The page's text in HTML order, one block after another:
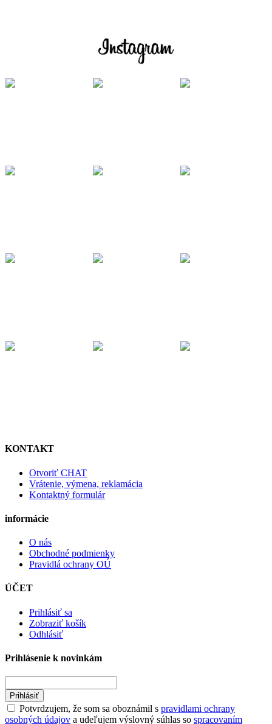
KONTAKT
Otvoriť CHAT
Vrátenie, výmena, reklamácia
Kontaktný formulár
informácie
O nás
Obchodné podmienky
Pravidlá ochrany OÚ
ÚČET
Prihlásiť sa
Zobraziť košík
Odhlásiť
Prihlásenie k novinkám
Prihlásiť
Potvrdzujem, že som sa oboznámil s pravidlami ochrany
osobných údajov a udeľujem výslovný súhlas so spracovaním